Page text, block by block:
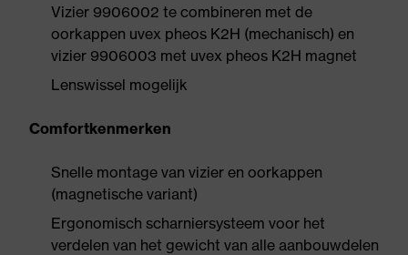
Vizier 9906002 te combineren met de
oorkappen uvex pheos K2H (mechanisch) en
vizier 9906003 met uvex pheos K2H magnet
Lenswissel mogelijk
Comfortkenmerken
Snelle montage van vizier en oorkappen
(magnetische variant)
Ergonomisch scharniersysteem voor het
verdelen van het gewicht van alle aanbouwdelen